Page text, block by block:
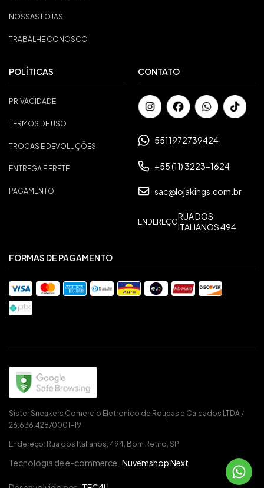
NOSSAS LOJAS
TRABALHE CONOSCO
POLÍTICAS
PRIVACIDADE
TERMOS DE USO
TROCAS E DEVOLUÇÕES
ENTREGA E FRETE
PAGAMENTO
CONTATO
5511972739424
+55 (11) 3223-1624
sac@lojakings.com.br
ENDEREÇORUA DOS
ITALIANOS 494
FORMAS DE PAGAMENTO
Sister Sneakers Comercio Eletronico de Roupas e Calcados LTDA /
26.636.428/0001-19
Endereço: Rua dos Italianos, 494, Bom Retiro, SP
Tecnologia de e-commerce Nuvemshop Next